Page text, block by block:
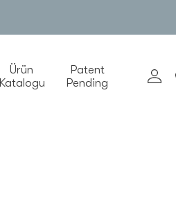
Ürün
Katalogu
Patent
Pending